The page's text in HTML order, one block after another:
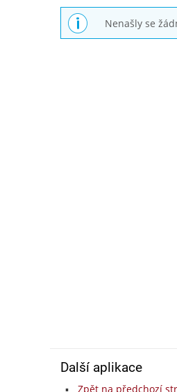
Nenašly se
Další aplikace
Zpět na předchozí